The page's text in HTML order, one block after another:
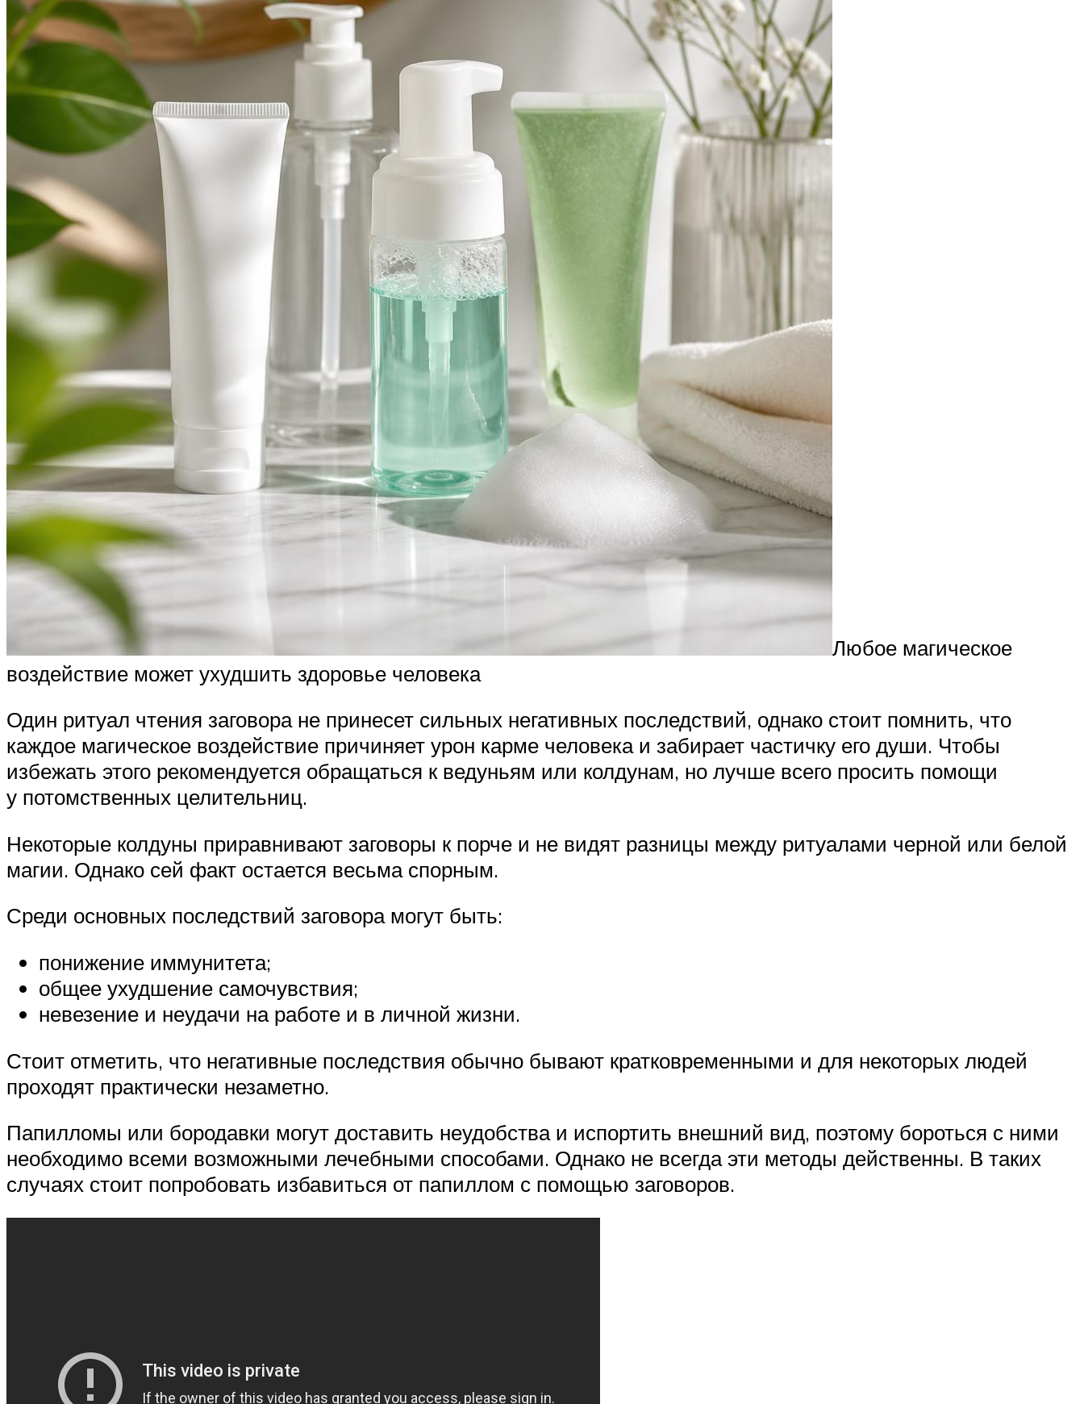
Любое магическое
воздействие может ухудшить здоровье человека
Один ритуал чтения заговора не принесет сильных негативных последствий, однако стоит помнить, что
каждое магическое воздействие причиняет урон карме человека и забирает частичку его души. Чтобы
избежать этого рекомендуется обращаться к ведуньям или колдунам, но лучше всего просить помощи
у потомственных целительниц.
Некоторые колдуны приравнивают заговоры к порче и не видят разницы между ритуалами черной или белой
магии. Однако сей факт остается весьма спорным.
Среди основных последствий заговора могут быть:
понижение иммунитета;
общее ухудшение самочувствия;
невезение и неудачи на работе и в личной жизни.
Стоит отметить, что негативные последствия обычно бывают кратковременными и для некоторых людей
проходят практически незаметно.
Папилломы или бородавки могут доставить неудобства и испортить внешний вид, поэтому бороться с ними
необходимо всеми возможными лечебными способами. Однако не всегда эти методы действенны. В таких
случаях стоит попробовать избавиться от папиллом с помощью заговоров.